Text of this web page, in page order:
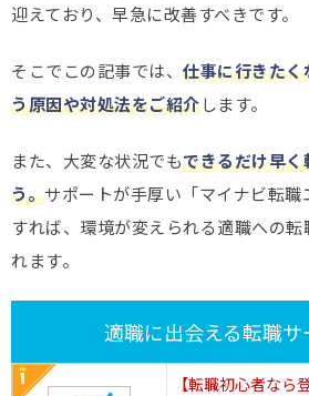
迎えており、早急に改善すべきです。
そこでこの記事では、 仕事に行きた
う原因や対処法をご紹介します。
また、大変な状況でもできるだけ早
う。サポートが手厚い「マイナビ転
すれば、環境が変えられる適職への
れます。
適職に出会える転職
【転職初心者なら